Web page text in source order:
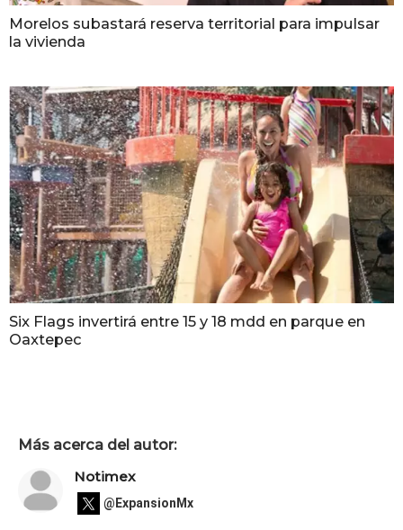
Morelos subastará reserva territorial para impulsar
la vivienda
Six Flags invertirá entre 15 y 18 mdd en parque en
Oaxtepec
Más acerca del autor:
Notimex
@ExpansionMx